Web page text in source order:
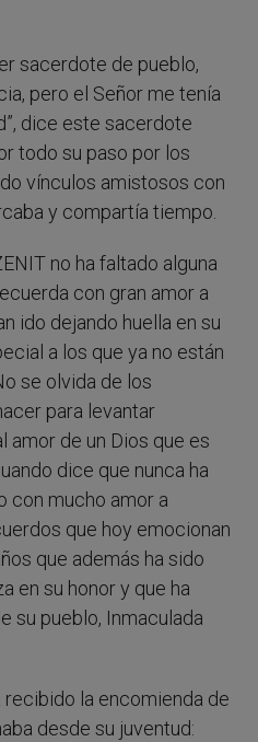
sacerdote de pueblo,
pero el Señor me tenía
dice este sacerdote
todo su paso por los
vínculos amistosos con
y compartía tiempo.
no ha faltado alguna
con gran amor a
ido dejando huella en su
a los que ya no están
se olvida de los
para levantar
amor de un Dios que es
dice que nunca ha
con mucho amor a
que hoy emocionan
que además ha sido
en su honor y que ha
su pueblo, Inmaculada
la encomienda de
desde su juventud: